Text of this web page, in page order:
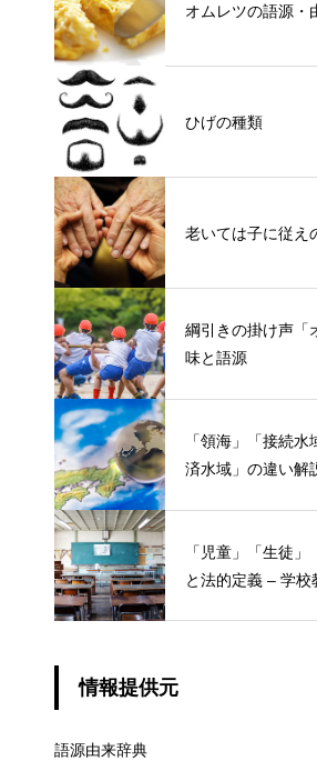
オムレツの語源・
ひげの種類
老いては子に従え
綱引きの掛け声「
味と語源
「領海」「接続
済水域」の違い解
「児童」「生徒
と法的定義 – 学校
情報提供元
語源由来辞典